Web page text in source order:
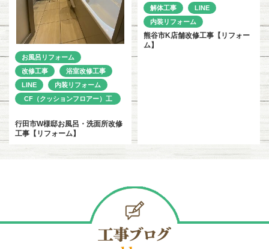
お風呂リフォーム
改修工事
浴室改修工事
LINE
内装リフォーム
CF（クッションフロアー）工
行田市W様邸お風呂・洗面所改修
工事【リフォーム】
解体工事
LINE
内装リフォーム
熊谷市K店舗改修工事【リフォー
ム】